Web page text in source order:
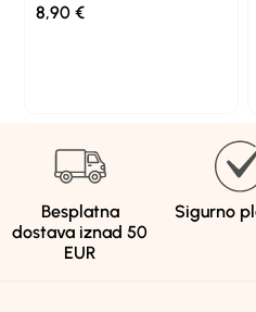
8,90€
Besplatna
dostava iznad 50
EUR
Sigurno